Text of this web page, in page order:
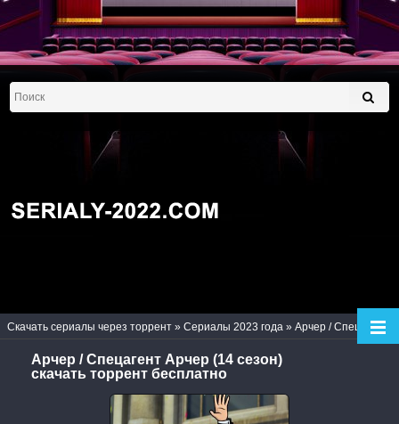
Скачать сериалы через торрент » Сериалы 2023 года » Арчер / Спецагент Арчер (14 сезон)
Арчер / Спецагент Арчер (14 сезон)
скачать торрент бесплатно